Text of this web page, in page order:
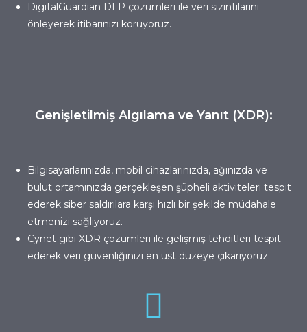
DigitalGuardian DLP çözümleri ile veri sızıntılarını
önleyerek itibarınızı koruyoruz.
Genişletilmiş Algılama ve Yanıt (XDR):
Bilgisayarlarınızda, mobil cihazlarınızda, ağınızda ve
bulut ortamınızda gerçekleşen şüpheli aktiviteleri tespit
ederek siber saldırılara karşı hızlı bir şekilde müdahale
etmenizi sağlıyoruz.
Cynet gibi XDR çözümleri ile gelişmiş tehditleri tespit
ederek veri güvenliğinizi en üst düzeye çıkarıyoruz.